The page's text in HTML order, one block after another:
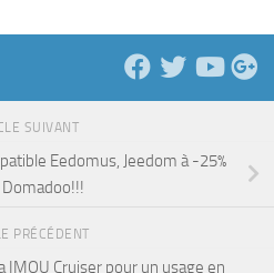
SUIVANT
Eedomus, Jeedom à -25%
PRÉCÉDENT
IMOU Cruiser pour un usage en